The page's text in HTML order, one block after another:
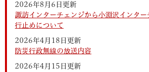
2026年8月6日更新
諏訪インターチェンジから小淵沢インター
行止めについて
2026年4月18日更新
防災行政無線の放送内容
2026年4月15日更新